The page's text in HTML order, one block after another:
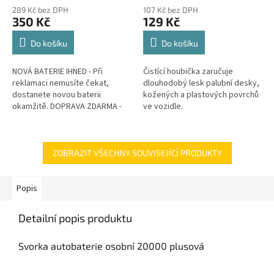
289 Kč bez DPH
350 Kč
Do košíku
NOVÁ BATERIE IHNED - Při
reklamaci nemusíte čekat,
dostanete novou baterii
okamžitě. DOPRAVA ZDARMA -
GARANCE...
107 Kč bez DPH
129 Kč
Do košíku
Čistící houbička zaručuje
dlouhodobý lesk palubní desky,
kožených a plastových povrchů
ve vozidle.
ZOBRAZIT VŠECHNY SOUVISEJÍCÍ PRODUKTY
Popis
Detailní popis produktu
Svorka autobaterie osobní 20000 plusová